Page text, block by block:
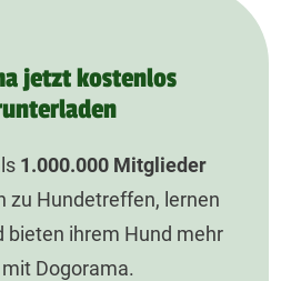
jetzt kostenlos
1.000.000Mitglieder
zu Hundetreffen, lernen
bieten ihrem Hund mehr
Dogorama.